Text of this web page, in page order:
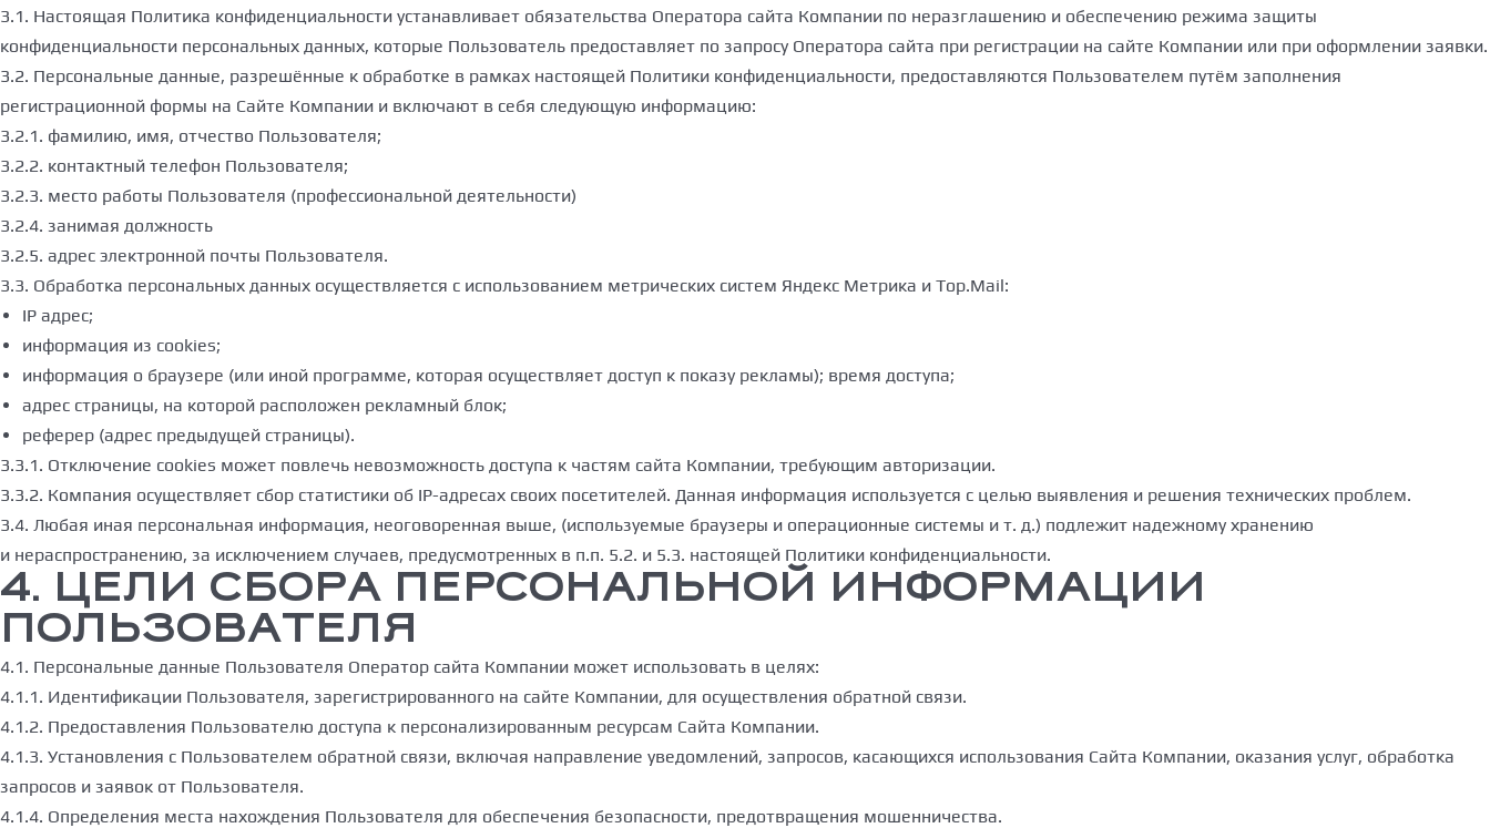
3.1. Настоящая Политика конфиденциальности устанавливает обязательства Оператора сайта Компании по неразглашению и обеспечению режима защиты
конфиденциальности персональных данных, которые Пользователь предоставляет по запросу Оператора сайта при регистрации на сайте Компании или при оформлении заявки.
3.2. Персональные данные, разрешённые к обработке в рамках настоящей Политики конфиденциальности, предоставляются Пользователем путём заполнения
регистрационной формы на Сайте Компании и включают в себя следующую информацию:
3.2.1. фамилию, имя, отчество Пользователя;
3.2.2. контактный телефон Пользователя;
3.2.3. место работы Пользователя (профессиональной деятельности)
3.2.4. занимая должность
3.2.5. адрес электронной почты Пользователя.
3.3. Обработка персональных данных осуществляется с использованием метрических систем Яндекс Метрика и Top.Mail:
IP адрес;
информация из cookies;
информация о браузере (или иной программе, которая осуществляет доступ к показу рекламы); время доступа;
адрес страницы, на которой расположен рекламный блок;
реферер (адрес предыдущей страницы).
3.3.1. Отключение cookies может повлечь невозможность доступа к частям сайта Компании, требующим авторизации.
3.3.2. Компания осуществляет сбор статистики об IP-адресах своих посетителей. Данная информация используется с целью выявления и решения технических проблем.
3.4. Любая иная персональная информация, неоговоренная выше, (используемые браузеры и операционные системы и т. д.) подлежит надежному хранению
и нераспространению, за исключением случаев, предусмотренных в п.п. 5.2. и 5.3. настоящей Политики конфиденциальности.
4. ЦЕЛИ СБОРА ПЕРСОНАЛЬНОЙ ИНФОРМАЦИИ
ПОЛЬЗОВАТЕЛЯ
4.1. Персональные данные Пользователя Оператор сайта Компании может использовать в целях:
4.1.1. Идентификации Пользователя, зарегистрированного на сайте Компании, для осуществления обратной связи.
4.1.2. Предоставления Пользователю доступа к персонализированным ресурсам Сайта Компании.
4.1.3. Установления с Пользователем обратной связи, включая направление уведомлений, запросов, касающихся использования Сайта Компании, оказания услуг, обработка
запросов и заявок от Пользователя.
4.1.4. Определения места нахождения Пользователя для обеспечения безопасности, предотвращения мошенничества.